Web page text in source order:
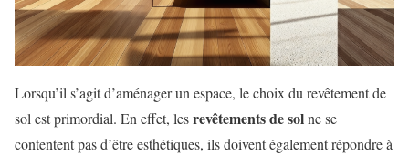
Lorsqu’il s’agit d’aménager un espace, le choix du revêtement de
sol est primordial. En effet, lesrevêtements de solne se
contentent pas d’être esthétiques, ils doivent également répondre à